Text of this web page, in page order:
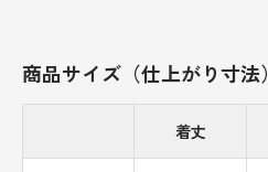
商品サイズ（仕上がり寸法）
着丈